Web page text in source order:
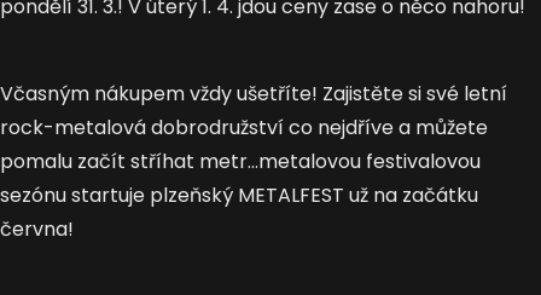
pondělí 31. 3.! V úterý 1. 4. jdou ceny zase o něco nahoru!
Včasným nákupem vždy ušetříte! Zajistěte si své letní
rock-metalová dobrodružství co nejdříve a můžete
pomalu začít stříhat metr…metalovou festivalovou
sezónu startuje plzeňský METALFEST už na začátku
června!